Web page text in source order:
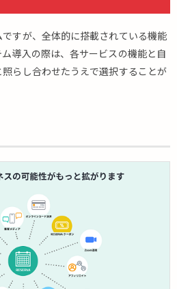
すが、全体的に搭載されている機能
導入の際は、各サービスの機能と自
らし合わせたうえで選択することが